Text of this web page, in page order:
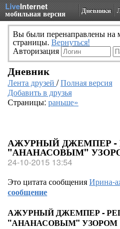
LiveInternet
мобильная версия Дневники
Вы были перенаправлены на
страницы. Вернуться!
Авторизация
Дневник
Лента друзей /Полная версия
Добавить в друзья
Страницы: раньше»
АЖУРНЫЙ ДЖЕМПЕР -
"АНАНАСОВЫМ"
24-10-2015 13:54
Это цитата сообщенияИрина-
сообщение
АЖУРНЫЙ ДЖЕМПЕР -
"АНАНАСОВЫМ" УЗОРОМ